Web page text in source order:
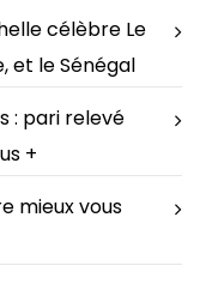
célèbre Le
et le Sénégal
: pari relevé
+
mieux vous